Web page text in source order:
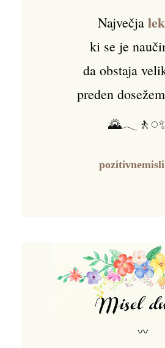
Največja
ki se je
da obstaja
preden
〰